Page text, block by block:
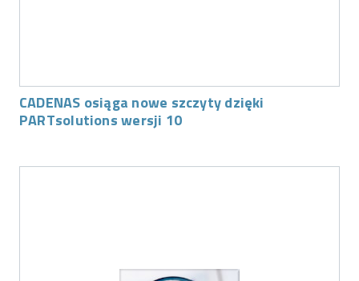
CADENAS osiąga nowe szczyty dzięki
PARTsolutions wersji 10